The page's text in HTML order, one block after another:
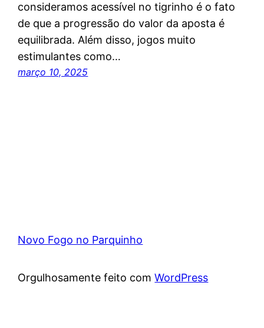
consideramos acessível no tigrinho é o fato
de que a progressão do valor da aposta é
equilibrada. Além disso, jogos muito
estimulantes como…
março 10, 2025
Novo Fogo no Parquinho
Orgulhosamente feito comWordPress